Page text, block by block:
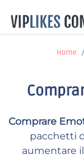
Home
Comprare
pacchetti
aumentare